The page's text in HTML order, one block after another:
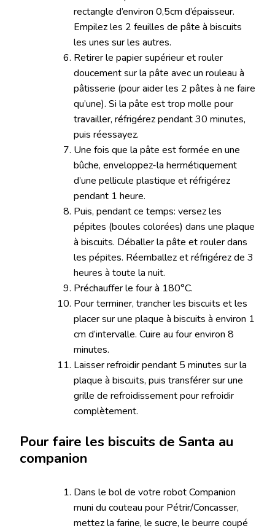
rectangle d’environ 0,5cm d’épaisseur.
Empilez les 2 feuilles de pâte à biscuits
les unes sur les autres.
Retirer le papier supérieur et rouler
doucement sur la pâte avec un rouleau à
pâtisserie (pour aider les 2 pâtes à ne faire
qu’une). Si la pâte est trop molle pour
travailler, réfrigérez pendant 30 minutes,
puis réessayez.
Une fois que la pâte est formée en une
bûche, enveloppez-la hermétiquement
d’une pellicule plastique et réfrigérez
pendant 1 heure.
Puis, pendant ce temps: versez les
pépites (boules colorées) dans une plaque
à biscuits. Déballer la pâte et rouler dans
les pépites. Réemballez et réfrigérez de 3
heures à toute la nuit.
Préchauffer le four à 180°C.
Pour terminer, trancher les biscuits et les
placer sur une plaque à biscuits à environ 1
cm d’intervalle. Cuire au four environ 8
minutes.
Laisser refroidir pendant 5 minutes sur la
plaque à biscuits, puis transférer sur une
grille de refroidissement pour refroidir
complètement.
Pour faire les biscuits de Santa au
companion
Dans le bol de votre robot Companion
muni du couteau pour Pétrir/Concasser,
mettez la farine, le sucre, le beurre coupé